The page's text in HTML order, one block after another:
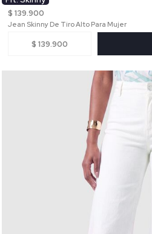
$ 139.900
Jean Skinny De Tiro Alto Para Mujer
$ 139.900